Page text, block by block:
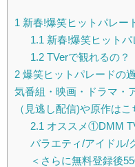
1 新春!爆笑ヒットパレー
1.1 新春!爆笑ヒット
1.2TVerで観れるの？
2 爆笑ヒットパレードの
気番組・映画・ドラマ・
（見逃し配信)や原作はこ
2.1 オススメ①DMM
バラエティ/アイドル/
＜さらに無料登録後